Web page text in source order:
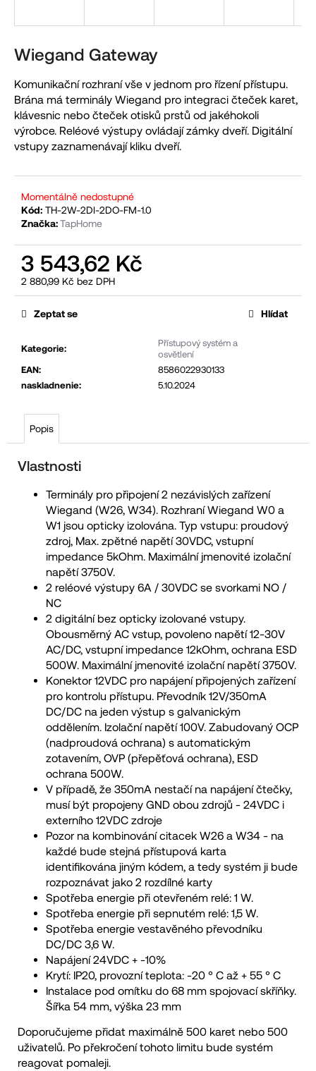
Wiegand Gateway
Komunikační rozhraní vše v jednom pro řízení přístupu.
Brána má terminály Wiegand pro integraci čteček karet,
klávesnic nebo čteček otisků prstů od jakéhokoli
výrobce. Reléové výstupy ovládají zámky dveří. Digitální
vstupy zaznamenávají kliku dveří.
Momentálně nedostupné
Kód: TH-2W-2DI-2DO-FM-1.0
Značka:TapHome
3 543,62 Kč
2 880,99 Kč bez DPH
Měrná
Kategorie:
Přístupový systém a
osvětlení
EAN:
8586022930133
naskladnenie: 5.10.2024
Zeptat se Hlídat
Popis
Vlastnosti
Terminály pro připojení 2 nezávislých zařízení
Wiegand (W26, W34). Rozhraní Wiegand W0 a
W1 jsou opticky izolována. Typ vstupu: proudový
zdroj, Max. zpětné napětí 30VDC, vstupní
impedance 5kOhm. Maximální jmenovité izolační
napětí 3750V.
2 reléové výstupy 6A / 30VDC se svorkami NO /
NC
2 digitální bez opticky izolované vstupy.
Obousměrný AC vstup, povoleno napětí 12-30V
AC/DC, vstupní impedance 12kOhm, ochrana ESD
500W. Maximální jmenovité izolační napětí 3750V.
Konektor 12VDC pro napájení připojených zařízení
pro kontrolu přístupu. Převodník 12V/350mA
DC/DC na jeden výstup s galvanickým
oddělením. Izolační napětí 100V. Zabudovaný OCP
(nadproudová ochrana) s automatickým
zotavením, OVP (přepěťová ochrana), ESD
ochrana 500W.
V případě, že 350mA nestačí na napájení čtečky,
musí být propojeny GND obou zdrojů - 24VDC i
externího 12VDC zdroje
Pozor na kombinování citacek W26 a W34 - na
každé bude stejná přístupová karta
identifikována jiným kódem, a tedy systém ji bude
rozpoznávat jako 2 rozdílné karty
Spotřeba energie při otevřeném relé: 1 W.
Spotřeba energie při sepnutém relé: 1,5 W.
Spotřeba energie vestavěného převodníku
DC/DC 3,6 W.
Napájení 24VDC + -10%
Krytí: IP20, provozní teplota: -20 ° C až + 55 ° C
Instalace pod omítku do 68 mm spojovací skříňky.
Šířka 54 mm, výška 23 mm
Doporučujeme přidat maximálně 500 karet nebo 500
uživatelů. Po překročení tohoto limitu bude systém
reagovat pomaleji.
í
?
D
p
o
r
u
u
e